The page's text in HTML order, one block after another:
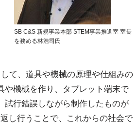
SB C&S 新規事業本部 STEM事業推進室 室長
を務める林浩司氏
て、道具や機械の原理や仕組みの
や機械を作り、タブレット端末で
試行錯誤しながら制作したものが
し行うことで、これからの社会で